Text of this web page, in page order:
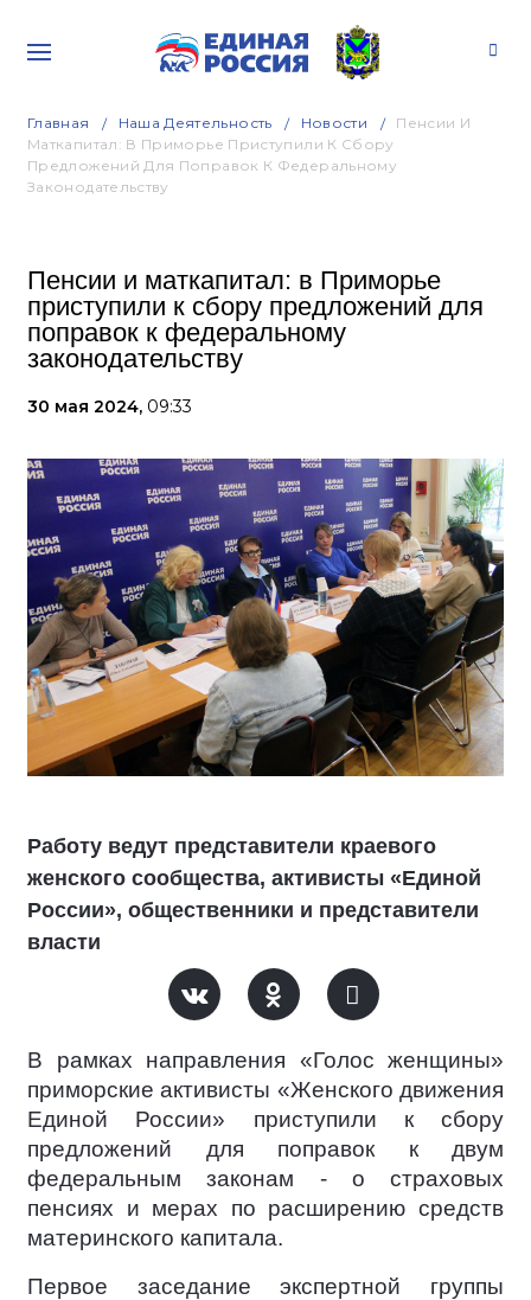
Главная Наша Деятельность Новости
Пенсии И
Маткапитал: В Приморье Приступили К Сбору
Предложений Для Поправок К Федеральному
Законодательству
Пенсии и маткапитал: в Приморье
приступили к сбору предложений для
поправок к федеральному
законодательству
30 мая 2024, 09:33
Работу ведут представители краевого
женского сообщества, активисты «Единой
России», общественники и представители
власти
В рамках направления «Голос женщины»
приморские активисты «Женского движения
Единой России» приступили к сбору
предложений для поправок к двум
федеральным законам - о страховых
пенсиях и мерах по расширению средств
материнского капитала.
Первое заседание экспертной группы